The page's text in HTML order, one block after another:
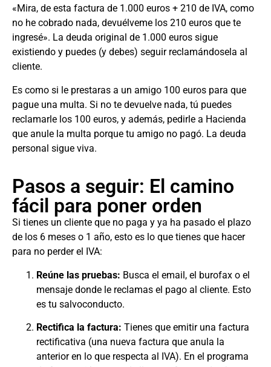
«Mira, de esta factura de 1.000 euros + 210 de IVA, como
no he cobrado nada, devuélveme los 210 euros que te
ingresé». La deuda original de 1.000 euros sigue
existiendo y puedes (y debes) seguir reclamándosela al
cliente.
Es como si le prestaras a un amigo 100 euros para que
pague una multa. Si no te devuelve nada, tú puedes
reclamarle los 100 euros, y además, pedirle a Hacienda
que anule la multa porque tu amigo no pagó. La deuda
personal sigue viva.
Pasos a seguir: El camino
fácil para poner orden
Si tienes un cliente que no paga y ya ha pasado el plazo
de los 6 meses o 1 año, esto es lo que tienes que hacer
para no perder el IVA:
Reúne las pruebas: Busca el email, el burofax o el
mensaje donde le reclamas el pago al cliente. Esto
es tu salvoconducto.
Rectifica la factura: Tienes que emitir una factura
rectificativa (una nueva factura que anula la
anterior en lo que respecta al IVA). En el programa